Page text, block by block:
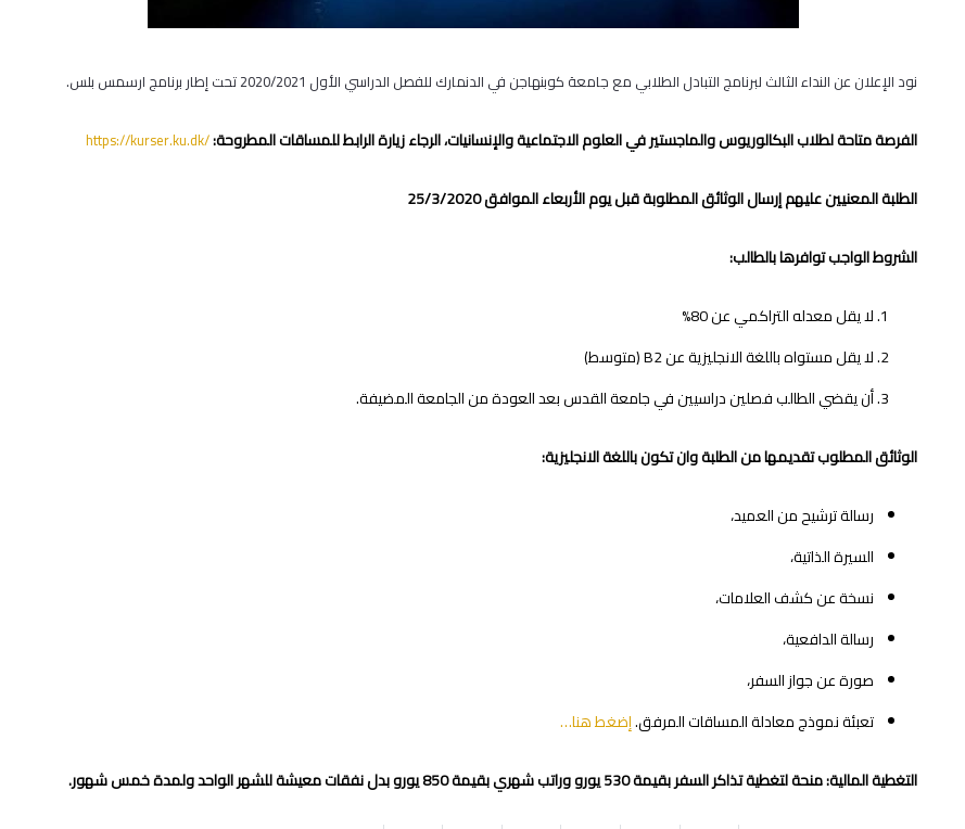
نود الإعلان عن النداء الثالث لبرنامج التبادل الطلابي مع جامعة كوبنهاجن في الدنمارك للفصل الدراسي الأول 2020/2021 تحت إطار برنامج ارسمس بلس.
الفرصة متاحة لطلاب البكالوريوس والماجستير في العلوم الاجتماعية والإنسانيات، الرجاء زيارة الرابط للمساقات المطروحة:https://kurser.ku.dk/
الطلبة المعنيين عليهم إرسال الوثائق المطلوبة قبل يوم الأربعاء الموافق 25/3/2020
الشروط الواجب توافرها بالطالب:
لا يقل معدله التراكمي عن 80%
لا يقل مستواه باللغة الانجليزية عنB2(متوسط)
أن يقضي الطالب فصلين دراسيين في جامعة القدس بعد العودة من الجامعة المضيفة.
الوثائق المطلوب تقديمها من الطلبة وان تكون باللغة الانجليزية:
رسالة ترشيح من العميد،
السيرة الذاتية،
نسخة عن كشف العلامات،
رسالة الدافعية،
صورة عن جواز السفر،
تعبئة نموذج معادلة المساقات المرفق.إضغط هنا…
التغطية المالية: منحة لتغطية تذاكر السفر بقيمة 530 يورو وراتب شهري بقيمة 850 يورو بدل نفقات معيشة للشهر الواحد ولمدة خمس شهور.